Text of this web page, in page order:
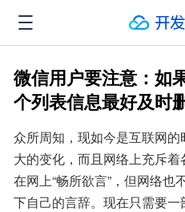
微信用户要注意：如
个列表信息最好及时
众所周知，现如今是互联网
大的变化，而且网络上充斥
在网上“畅所欲言”，但网络
下自己的言辞。现在只需要